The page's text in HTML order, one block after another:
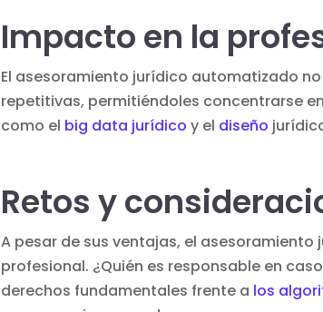
Impacto en la
El asesoramiento jurídico automatizado
repetitivas, permitiéndoles concentrarse
como el big data jurídico y el diseño
Retos y
A pesar de sus ventajas, el
profesional. ¿Quién es responsable en
derechos fundamentales frente a los